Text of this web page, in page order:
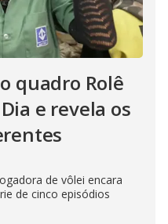
quadro Rolê
e revela os
de vôlei encara
de cinco episódios